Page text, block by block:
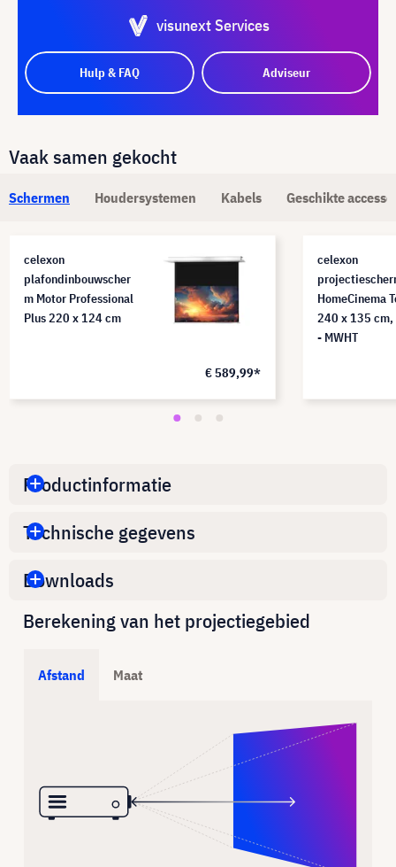
visunext Services
Hulp & FAQ Adviseur
Vaak samen gekocht
Schermen Houdersystemen Kabels Geschikte
celexon
plafondinbouwscher
m Motor Professional
Plus 220 x 124 cm
€ 589,99*
celexon
HomeCinema
240 x 135
- MWHT
Productinformatie
Technische gegevens
Downloads
Berekening van het projectiegebied
Afstand Maat